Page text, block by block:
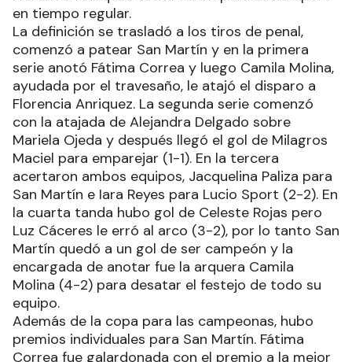
en tiempo regular.
La definición se trasladó a los tiros de penal,
comenzó a patear San Martín y en la primera
serie anotó Fátima Correa y luego Camila Molina,
ayudada por el travesaño, le atajó el disparo a
Florencia Anriquez. La segunda serie comenzó
con la atajada de Alejandra Delgado sobre
Mariela Ojeda y después llegó el gol de Milagros
Maciel para emparejar (1-1). En la tercera
acertaron ambos equipos, Jacquelina Paliza para
San Martín e Iara Reyes para Lucio Sport (2-2). En
la cuarta tanda hubo gol de Celeste Rojas pero
Luz Cáceres le erró al arco (3-2), por lo tanto San
Martín quedó a un gol de ser campeón y la
encargada de anotar fue la arquera Camila
Molina (4-2) para desatar el festejo de todo su
equipo.
Además de la copa para las campeonas, hubo
premios individuales para San Martín. Fátima
Correa fue galardonada con el premio a la mejor